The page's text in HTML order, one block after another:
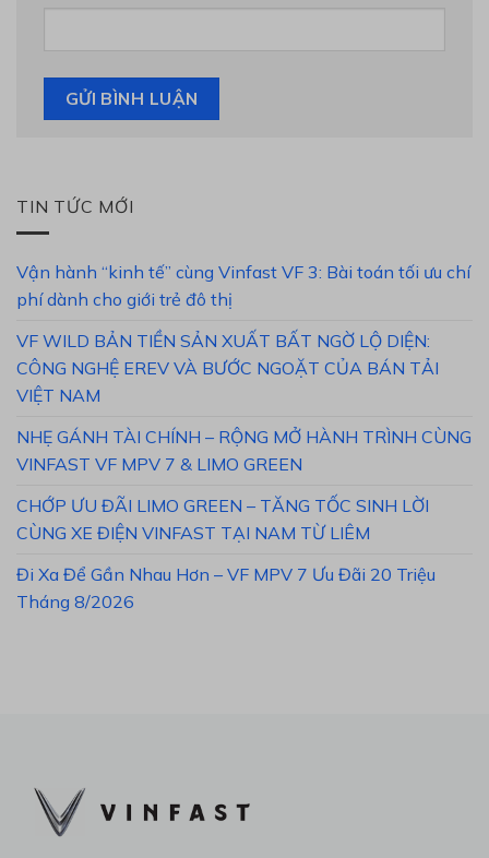
TIN TỨC MỚI
Vận hành “kinh tế” cùng Vinfast VF 3: Bài toán tối ưu chí
phí dành cho giới trẻ đô thị
VF WILD BẢN TIỀN SẢN XUẤT BẤT NGỜ LỘ DIỆN:
CÔNG NGHỆ EREV VÀ BƯỚC NGOẶT CỦA BÁN TẢI
VIỆT NAM
NHẸ GÁNH TÀI CHÍNH – RỘNG MỞ HÀNH TRÌNH CÙNG
VINFAST VF MPV 7 & LIMO GREEN
CHỚP ƯU ĐÃI LIMO GREEN – TĂNG TỐC SINH LỜI
CÙNG XE ĐIỆN VINFAST TẠI NAM TỪ LIÊM
Đi Xa Để Gần Nhau Hơn – VF MPV 7 Ưu Đãi 20 Triệu
Tháng 8/2026